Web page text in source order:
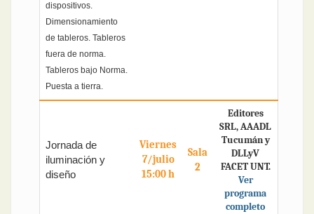
dispositivos.
Dimensionamiento
de tableros. Tableros
fuera de norma.
Tableros bajo Norma.
Puesta a tierra.
Jornada de
iluminación y
diseño
Viernes
7/julio
15:00 h
Sala
2
Editores
SRL, AAADL
Tucumán y
DLLyV
FACET UNT.
Ver
programa
completo